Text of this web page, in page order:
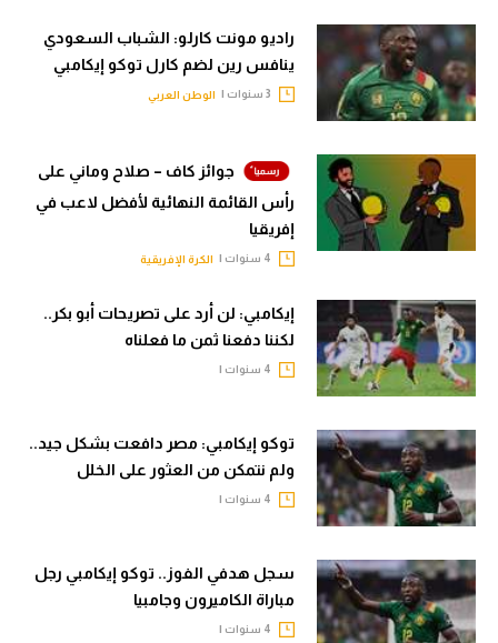
Gamers
ميركاتو
تقرير في الجول
تحليل في الجول
كويز في الجول
فيديو في الجول
راديو مونت كارلو: الشباب السعودي
ينافس رين لضم كارل توكو إيكامبي
الوطن العربي
جوائز كاف – صلاح وماني على
رأس القائمة النهائية لأفضل لاعب في
إفريقيا
الكرة الإفريقية
إيكامبي: لن أرد على تصريحات أبو بكر..
لكننا دفعنا ثمن ما فعلناه
توكو إيكامبي: مصر دافعت بشكل جيد..
ولم نتمكن من العثور على الخلل
سجل هدفي الفوز.. توكو إيكامبي رجل
مباراة الكاميرون وجامبيا